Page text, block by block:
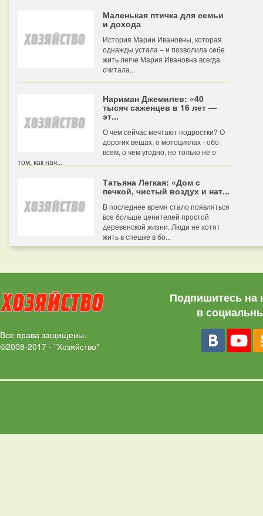
Маленькая птичка для семьи
и дохода
История Марии Ивановны, которая
однажды устала – и позволила себе
жить легче Мария Ивановна всегда
считала...
Нариман Джемилев: «40
тысяч саженцев в 16 лет —
эт...
О чем сейчас мечтают подростки? О
дорогих вещах, о мотоциклах - обо
всем, о чем угодно, но только не о
том, как нач...
Татьяна Легкая: «Дом с
печкой, чистый воздух и нат...
В последнее время стало появляться
все больше ценителей простой
деревенской жизни. Люди не хотят
жить в спешке в бо...
Все права защищены.
©2008-2017 - "Хозяйство"
Подпишитесь на
в